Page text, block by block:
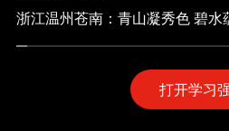
打开学习
浙江温州苍南：青山凝秀色 碧水